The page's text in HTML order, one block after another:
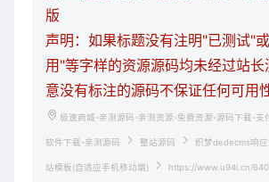
版
声明：如果标题没有注明"已测试"
用"等字样的资源源码均未经过站长
意没有标注的源码不保证任何可用
极速商城-亲测源码-亲测资源-免费资源-源码下载-支
软件下载-亲测源码 整站源码 织梦dedecms响
站模板(自适应手机移动端) https://www.u94i.cn/